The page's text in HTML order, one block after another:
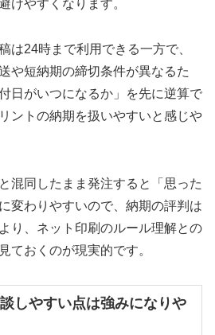
けやすくなります。
は24時まで利用できる一方で、
や短納期の締切条件が異なるた
日がいつになるか」を先に逆算で
ントの納期を扱いやすいと感じや
混同したまま発注すると「思った
変わりやすいので、納期の評判は
り、ネット印刷のルール理解との
ておくのが現実的です。
しやすい点は強みになりや